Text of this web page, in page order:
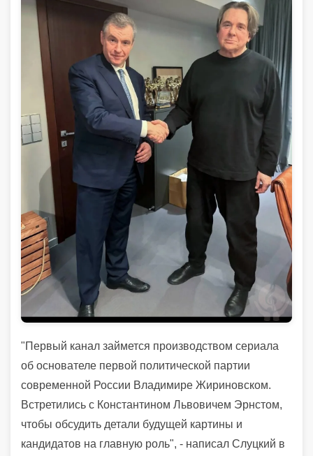
"Первый канал займется производством сериала
об основателе первой политической партии
современной России Владимире Жириновском.
Встретились с Константином Львовичем Эрнстом,
чтобы обсудить детали будущей картины и
кандидатов на главную роль", - написал Слуцкий в